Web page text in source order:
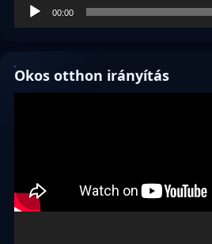
00:00
Okos otthon irányítás